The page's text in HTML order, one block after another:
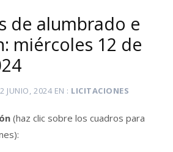
de alumbrado e
miércoles 12 de
JUNIO, 2024EN LICITACIONES
(haz clic sobre los cuadros para